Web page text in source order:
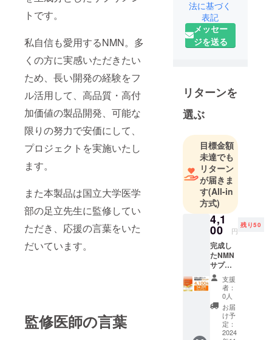
トです。
私自信も愛用するNMN。多
くの方に実感いただきたい
ため、長い開発の経験をフ
ル活用して、高品質・高付
加価値の製品開発、可能な
限りの努力で安価にして、
プロジェクトを実施いたし
ます。
また本製品は国立大学医学
部の足立先生に監修してい
ただき、応援の言葉をいた
だいています。
監修医師の言葉
集まり2024
年に生まれ
ました。独
自性、最先
もとに商品
開発を追求
する健康美
社です。可
能な限り必
要コストを
削減し、最
適な価格を
求めます。
【実行者】
1980年生ま
れ、福岡県
出身。宮崎
大学卒業
後、新卒で
カーで開発
を担当。そ
法に基づく
表記
メッセー
ジを送る
リターンを
選ぶ
目標金額
未達でも
リターン
が届きま
す(All-in
方式)
4,1
00 円
残り50
完成し
たNMN
サプリ
メント
1袋（30
粒） × 2
／ NMN
100mg
あたり
34.2円
支援
者：
0人
お届
け予
定：
2024